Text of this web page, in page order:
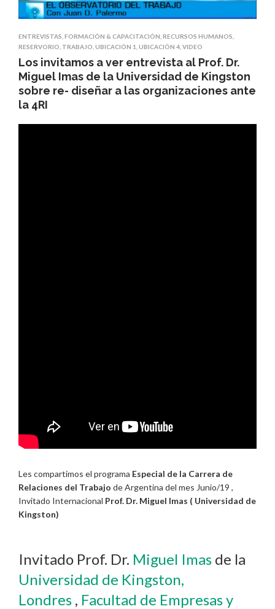
ENTREVISTAS FORMACIÓN & CAPACITACIÓN RECURSOS HUMANOS
RESERVORIO TRABAJO UBICACIÓN 1 UBICACIÓN 4 VIDEO
Los invitamos a ver entrevista al Prof. Dr.
Miguel Imas de la Universidad de Kingston
sobre re- diseñar a las organizaciones ante
la 4RI
Les compartimos el programa Especial de la Carrera de
Relaciones del Trabajo de Argentina del mes Junio/19 ,
Invitado Internacional Prof. Dr. Miguel Imas ( Universidad de
Kingston)
Invitado Prof. Dr. Miguel Imas de la
Universidad de Kingston,
Londres , Facultad de Empresas y